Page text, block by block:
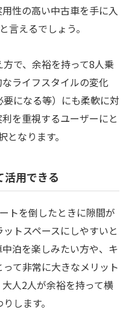
性の高い中古車を手に入
言えるでしょう。
方で、余裕を持って8人乗
ライフスタイルの変化
要になる等）にも柔軟に対
を重視するユーザーにと
なります。
活用できる
トを倒したときに隙間が
トスペースにしやすいと
泊を楽しみたい方や、キ
て非常に大きなメリット
人2人が余裕を持って横
します。